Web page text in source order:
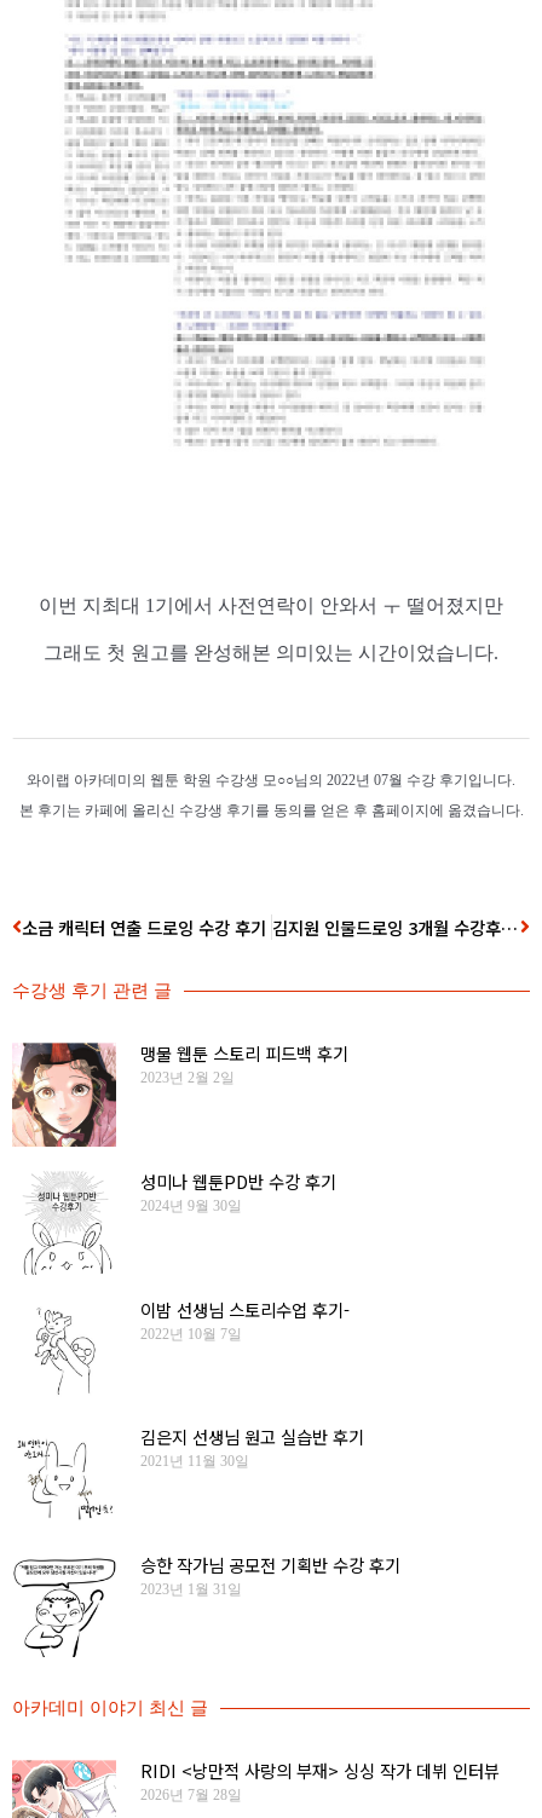
이번 지최대 1기에서 사전연락이 안와서 ㅜ 떨어졌지만
그래도 첫 원고를 완성해본 의미있는 시간이었습니다.
와이랩 아카데미의 웹툰 학원 수강생 모○○님의 2022년 07월 수강 후기입니다.
본 후기는 카페에 올리신 수강생 후기를 동의를 얻은 후 홈페이지에 옮겼습니다.
소금 캐릭터 연출 드로잉 수강 후기 김지원 인물드로잉 3개월 수강후기입니다!
수강생 후기 관련 글
맹물 웹툰 스토리 피드백 후기
2023년 2월 2일
성미나 웹툰PD반 수강 후기
2024년 9월 30일
이밤 선생님 스토리수업 후기-
2022년 10월 7일
김은지 선생님 원고 실습반 후기
2021년 11월 30일
승한 작가님 공모전 기획반 수강 후기
2023년 1월 31일
아카데미 이야기 최신 글
RIDI <낭만적 사랑의 부재> 싱싱 작가 데뷔 인터뷰
2026년 7월 28일